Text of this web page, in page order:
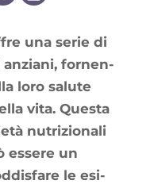
una serie di
anzia­ni, for­nen­
loro salute
vita. Ques­ta
nutri­zio­na­li
essere un
le esi­